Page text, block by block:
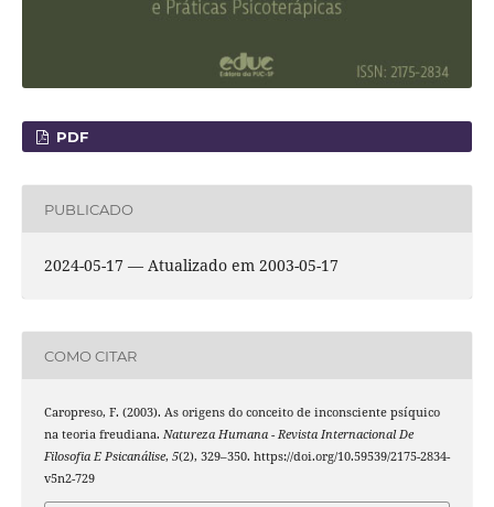
PDF
PUBLICADO
2024-05-17 — Atualizado em 2003-05-17
COMO CITAR
Caropreso, F. (2003). As origens do conceito de inconsciente psíquico
na teoria freudiana. Natureza Humana - Revista Internacional De
Filosofia E Psicanálise, 5(2), 329–350. https://doi.org/10.59539/2175-2834-
v5n2-729